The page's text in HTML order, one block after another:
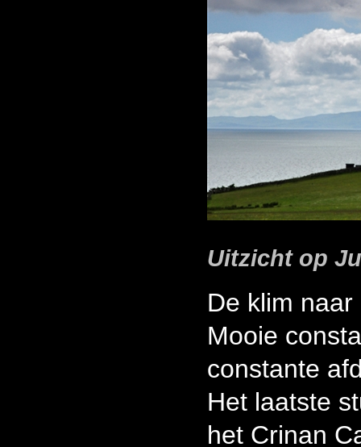
Uitzicht op
De klim
Mooie
constante
Het laatste
het Crinan